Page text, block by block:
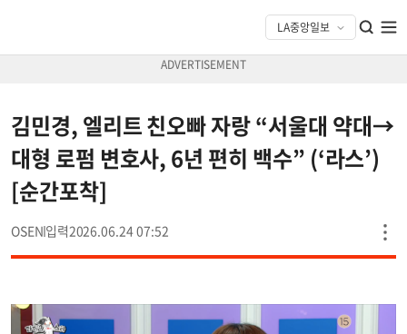
김민경, 엘리트 친오빠 자랑 “서울대 약대→
대형 로펌 변호사, 6년 편히 백수” (‘라스’)
[순간포착]
OSEN 2026.06.24 07:52